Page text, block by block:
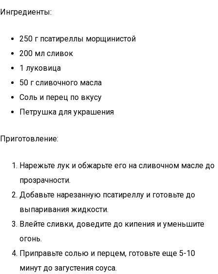
Ингредиенты:
250 г псатиреллы морщинистой
200 мл сливок
1 луковица
50 г сливочного масла
Соль и перец по вкусу
Петрушка для украшения
Приготовление:
Нарежьте лук и обжарьте его на сливочном масле до
прозрачности.
Добавьте нарезанную псатиреллу и готовьте до
выпаривания жидкости.
Влейте сливки, доведите до кипения и уменьшите
огонь.
Приправьте солью и перцем, готовьте еще 5-10
минут до загустения соуса.